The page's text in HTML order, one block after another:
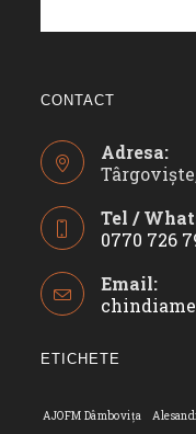
CONTACT
Adresa:
Tel /
0770 726
in
your
Email:
ETICHETE
AJOFM Dâmbovița